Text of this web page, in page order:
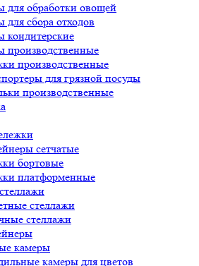
для обработки овощей
для сбора отходов
кондитерские
производственные
производственные
для грязной посуды
производственные
сетчатые
бортовые
платформенные
стеллажи
стеллажи
камеры
камеры для цветов